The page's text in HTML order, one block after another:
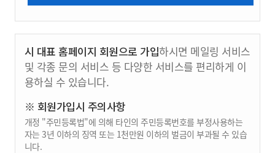
시 대표 홈페이지 회원으로 가입하시면 메일링 서비스
및 각종 문의 서비스 등 다양한 서비스를 편리하게 이
용하실 수 있습니다.
※ 회원가입시 주의사항
개정 "주민등록법"에 의해 타인의 주민등록번호를 부정사용하는
자는 3년 이하의 징역 또는 1천만원 이하의 벌금이 부과될 수 있습
니다.